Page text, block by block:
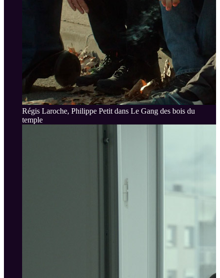
Régis Laroche, Philippe Petit dans Le Gang des bois du
temple